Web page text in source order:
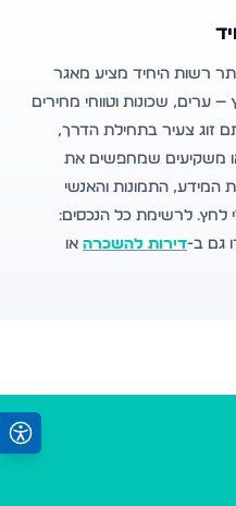
רשות היחיד מציע מאגר
ערים, שכונות וטווחי מחירים
זוג צעיר בתחילת הדרך,
משקיעים שמחפשים את
התמונות והאנשי
לחץ. לרשימת כל הנכסים:
גם ב-דירות להשכרה או